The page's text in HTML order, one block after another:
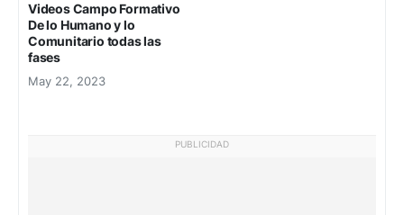
Videos Campo Formativo
De lo Humano y lo
Comunitario todas las
fases
May 22, 2023
PUBLICIDAD